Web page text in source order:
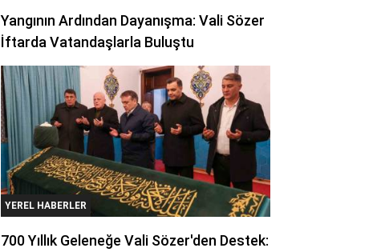
Yangının Ardından Dayanışma: Vali Sözer
İftarda Vatandaşlarla Buluştu
YEREL HABERLER
700 Yıllık Geleneğe Vali Sözer'den Destek: